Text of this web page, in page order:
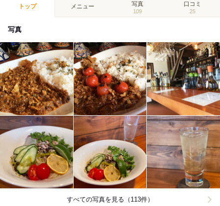
トップ メニュー 写真
109
口コミ
25
写真
すべての写真を見る（113件）